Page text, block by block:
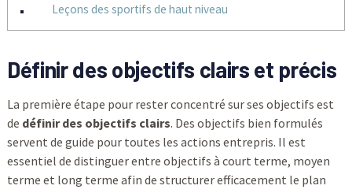
Leçons des sportifs de haut niveau
Définir des objectifs clairs et précis
La première étape pour rester concentré sur ses objectifs est
de définir des objectifs clairs. Des objectifs bien formulés
servent de guide pour toutes les actions entrepris. Il est
essentiel de distinguer entre objectifs à court terme, moyen
terme et long terme afin de structurer efficacement le plan